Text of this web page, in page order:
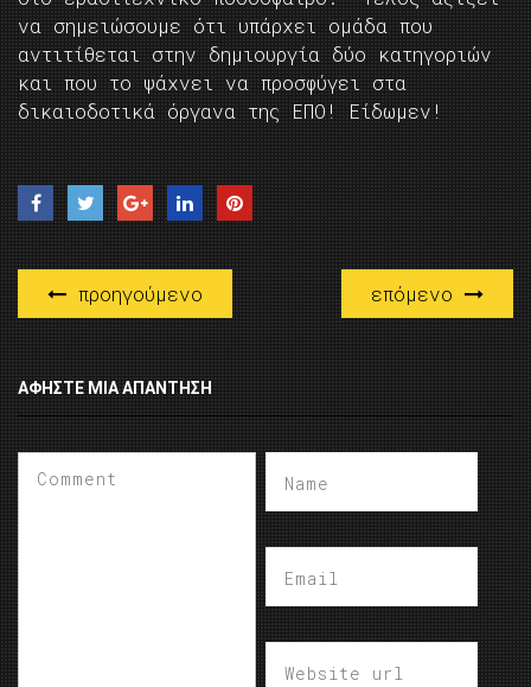
να σημειώσουμε ότι υπάρχει ομάδα που
αντιτίθεται στην δημιουργία δύο κατηγοριών
και που το ψάχνει να προσφύγει στα
δικαιοδοτικά όργανα της ΕΠΟ! Είδωμεν!
προηγούμενο επόμενο
ΑΦΉΣΤΕ ΜΙΑ ΑΠΆΝΤΗΣΗ